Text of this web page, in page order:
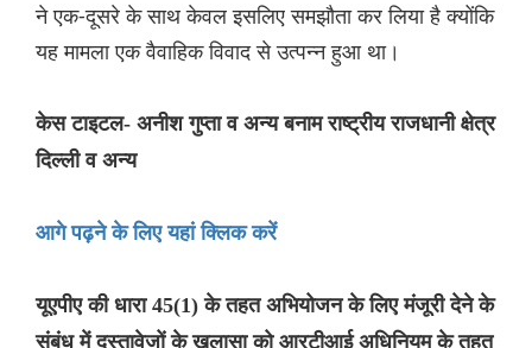
ने एक-दूसरे के साथ केवल इसलिए समझौता कर लिया है क्योंकि
यह मामला एक वैवाहिक विवाद से उत्पन्न हुआ था।
केस टाइटल- अनीश गुप्ता व अन्य बनाम राष्ट्रीय राजधानी क्षेत्र
दिल्ली व अन्य
आगे पढ़ने के लिए यहां क्लिक करें
यूएपीए की धारा 45(1) के तहत अभियोजन के लिए मंजूरी देने के
संबंध में दस्तावेजों के खुलासा को आरटीआई अधिनियम के तहत